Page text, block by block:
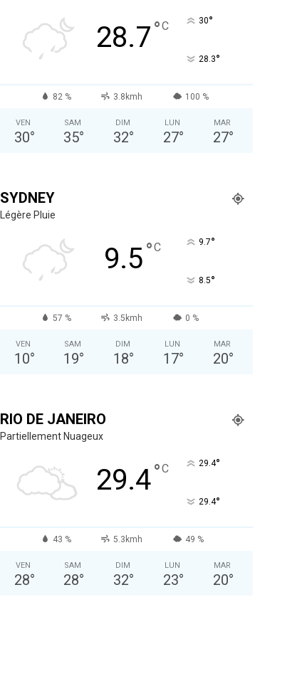
28.7°C 30°
28.3°
82 % 3.8kmh 100 %
VEN
30°
SAM
35°
DIM
32°
LUN
27°
MAR
27°
SYDNEY
Légère Pluie
9.5°C 9.7°
8.5°
57 % 3.5kmh 0 %
VEN
10°
SAM
19°
DIM
18°
LUN
17°
MAR
20°
RIO DE JANEIRO
Partiellement Nuageux
29.4°C 29.4°
29.4°
43 % 5.3kmh 49 %
VEN
28°
SAM
28°
DIM
32°
LUN
23°
MAR
20°